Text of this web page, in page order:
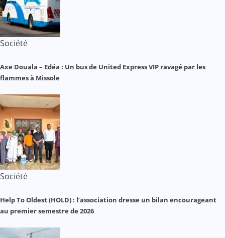
Société
Axe Douala – Edéa : Un bus de United Express VIP ravagé par les
flammes à Missole
Société
Help To Oldest (HOLD) : l’association dresse un bilan encourageant
au premier semestre de 2026